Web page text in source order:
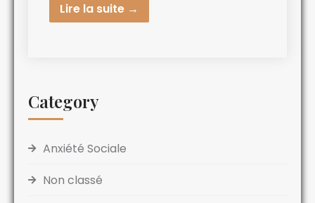
Lire la suite →
Category
Anxiété Sociale
Non classé